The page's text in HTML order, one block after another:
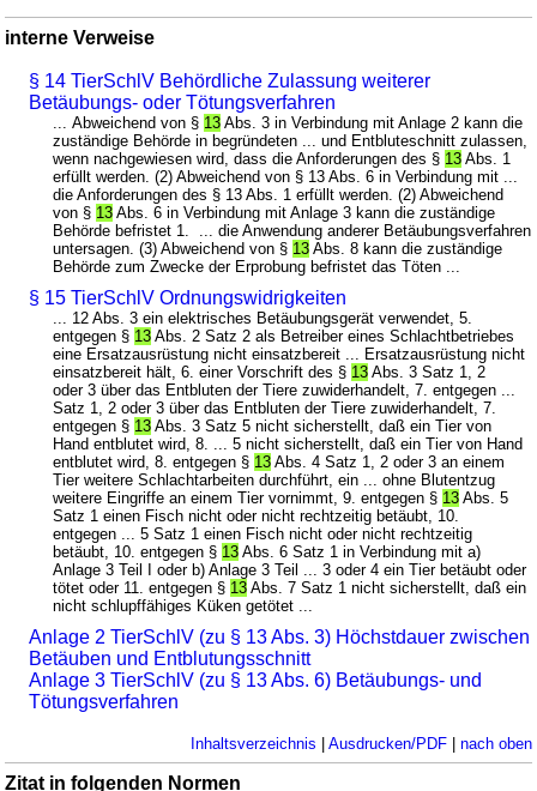
interne Verweise
§ 14 TierSchlV Behördliche Zulassung weiterer
Betäubungs- oder Tötungsverfahren
... Abweichend von § 13 Abs. 3 in Verbindung mit Anlage 2 kann die
zuständige Behörde in begründeten ... und Entbluteschnitt zulassen,
wenn nachgewiesen wird, dass die Anforderungen des § 13 Abs. 1
erfüllt werden. (2) Abweichend von § 13 Abs. 6 in Verbindung mit ...
die Anforderungen des § 13 Abs. 1 erfüllt werden. (2) Abweichend
von § 13 Abs. 6 in Verbindung mit Anlage 3 kann die zuständige
Behörde befristet 1. ... die Anwendung anderer Betäubungsverfahren
untersagen. (3) Abweichend von § 13 Abs. 8 kann die zuständige
Behörde zum Zwecke der Erprobung befristet das Töten ...
§ 15 TierSchlV Ordnungswidrigkeiten
... 12 Abs. 3 ein elektrisches Betäubungsgerät verwendet, 5.
entgegen § 13 Abs. 2 Satz 2 als Betreiber eines Schlachtbetriebes
eine Ersatzausrüstung nicht einsatzbereit ... Ersatzausrüstung nicht
einsatzbereit hält, 6. einer Vorschrift des § 13 Abs. 3 Satz 1, 2
oder 3 über das Entbluten der Tiere zuwiderhandelt, 7. entgegen ...
Satz 1, 2 oder 3 über das Entbluten der Tiere zuwiderhandelt, 7.
entgegen § 13 Abs. 3 Satz 5 nicht sicherstellt, daß ein Tier von
Hand entblutet wird, 8. ... 5 nicht sicherstellt, daß ein Tier von Hand
entblutet wird, 8. entgegen § 13 Abs. 4 Satz 1, 2 oder 3 an einem
Tier weitere Schlachtarbeiten durchführt, ein ... ohne Blutentzug
weitere Eingriffe an einem Tier vornimmt, 9. entgegen § 13 Abs. 5
Satz 1 einen Fisch nicht oder nicht rechtzeitig betäubt, 10.
entgegen ... 5 Satz 1 einen Fisch nicht oder nicht rechtzeitig
betäubt, 10. entgegen § 13 Abs. 6 Satz 1 in Verbindung mit a)
Anlage 3 Teil I oder b) Anlage 3 Teil ... 3 oder 4 ein Tier betäubt oder
tötet oder 11. entgegen § 13 Abs. 7 Satz 1 nicht sicherstellt, daß ein
nicht schlupffähiges Küken getötet ...
Anlage 2 TierSchlV (zu § 13 Abs. 3) Höchstdauer zwischen
Betäuben und Entblutungsschnitt
Anlage 3 TierSchlV (zu § 13 Abs. 6) Betäubungs- und
Tötungsverfahren
Inhaltsverzeichnis Ausdrucken/PDF| nach oben
Zitat in folgenden Normen